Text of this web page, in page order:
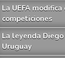
La UEFA
competiciones
La leyenda
Uruguay